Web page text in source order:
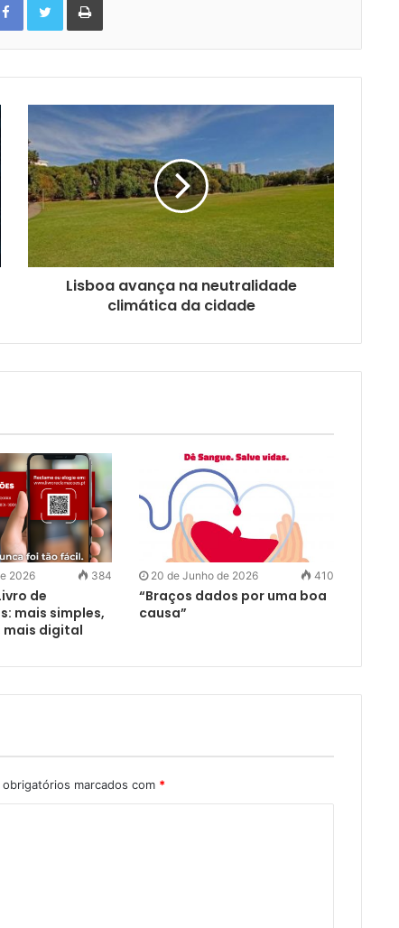
Lisboa avança na neutralidade
climática da cidade
2026 384
de
mais simples,
mais digital
20 de Junho de 2026 410
“Braços dados por uma boa
causa”
obrigatórios marcados com *